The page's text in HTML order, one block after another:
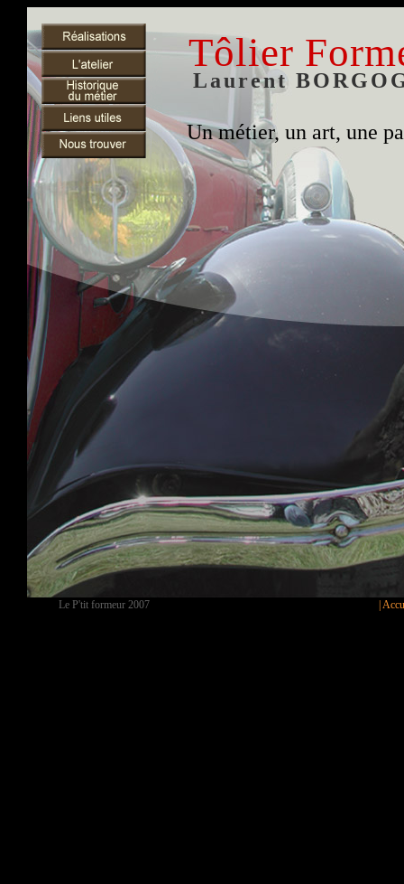
Tôlier
Laurent
Un métier, un art, une
Le P'tit formeur 2007 |